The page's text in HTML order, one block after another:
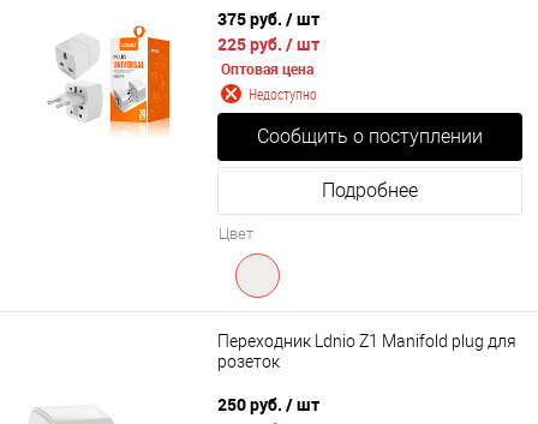
375 руб. / шт
225 руб. / шт
Оптовая цена
Недоступно
Сообщить о поступлении
Подробнее
Цвет
Переходник Ldnio Z1 Manifold plug для
розеток
250 руб. / шт